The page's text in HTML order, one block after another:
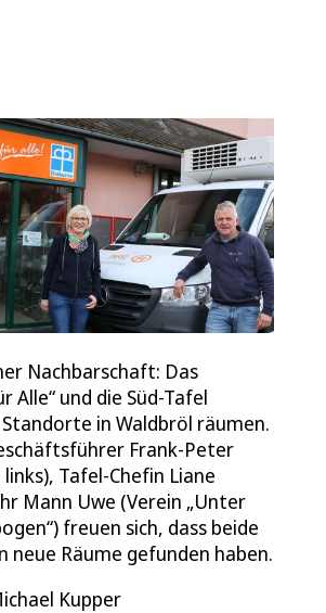
Nachbarschaft: Das
Alle“ und die Süd-Tafel
in Waldbröl räumen.
Frank-Peter
Tafel-Chefin Liane
Mann Uwe (Verein „Unter
freuen sich, dass beide
Räume gefunden haben.
Kupper